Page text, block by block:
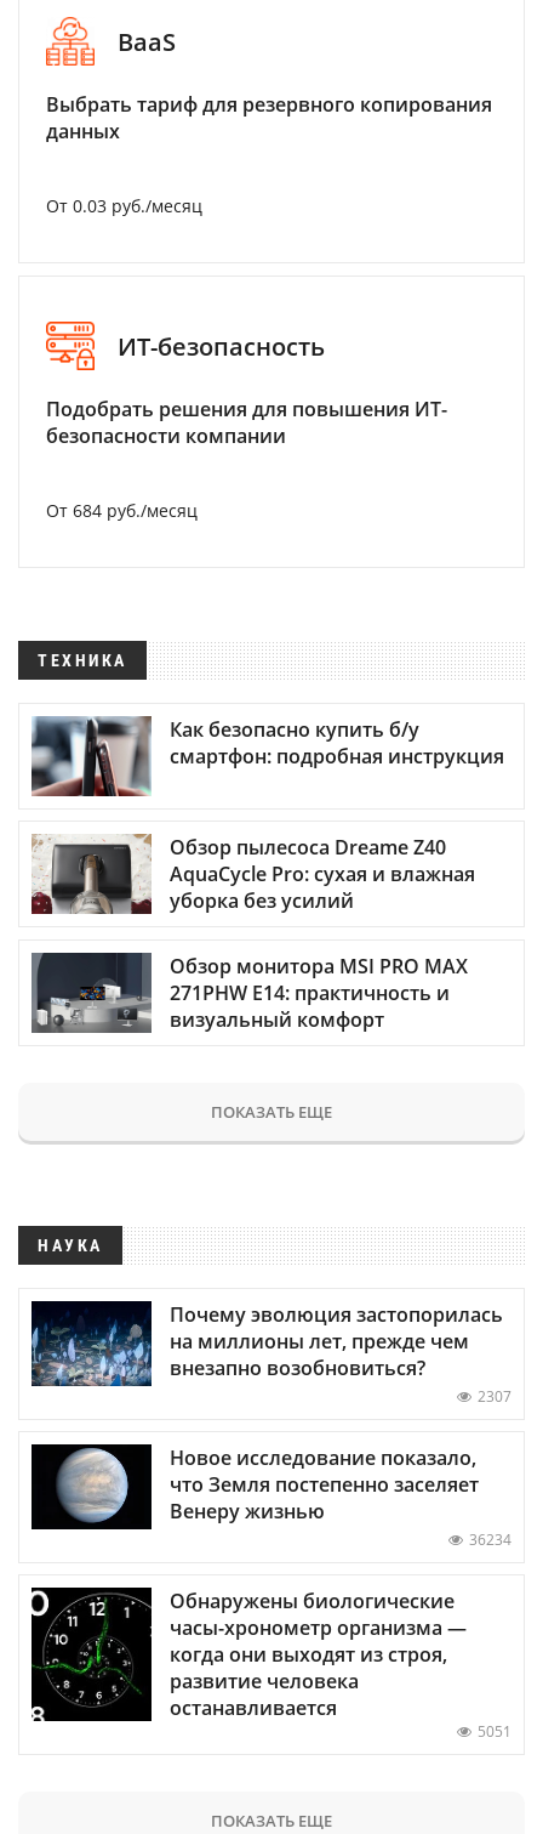
BaaS
Выбрать тариф для резервного копирования
данных
От 0.03 руб./месяц
ИТ-безопасность
Подобрать решения для повышения ИТ-
безопасности компании
От 684 руб./месяц
ТЕХНИКА
Как безопасно купить б/у
смартфон: подробная инструкция
Обзор пылесоса Dreame Z40
AquaCycle Pro: сухая и влажная
уборка без усилий
Обзор монитора MSI PRO MAX
271PHW E14: практичность и
визуальный комфорт
ПОКАЗАТЬ ЕЩЕ
НАУКА
Почему эволюция застопорилась
на миллионы лет, прежде чем
внезапно возобновиться?
2307
Новое исследование показало,
что Земля постепенно заселяет
Венеру жизнью
36234
Обнаружены биологические
часы-хронометр организма —
когда они выходят из строя,
развитие человека
останавливается
5051
ПОКАЗАТЬ ЕЩЕ